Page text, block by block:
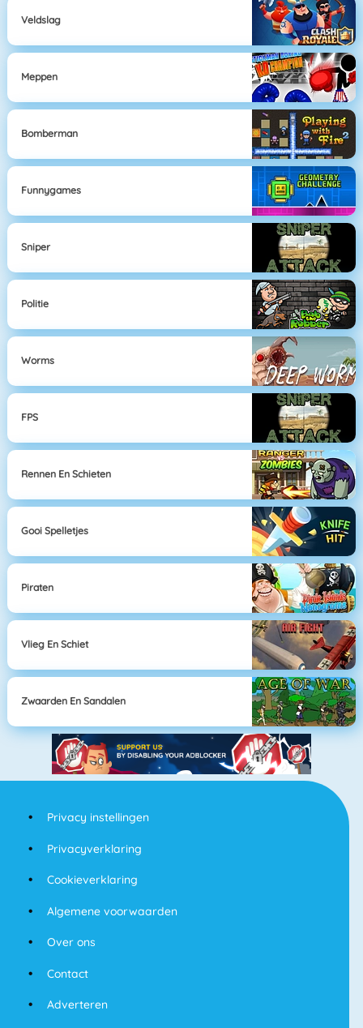
Veldslag
Meppen
Bomberman
Funnygames
Sniper
Politie
Worms
FPS
Rennen En Schieten
Gooi Spelletjes
Piraten
Vlieg En Schiet
Zwaarden En Sandalen
Privacy instellingen
Privacyverklaring
Cookieverklaring
Algemene voorwaarden
Over ons
Contact
Adverteren